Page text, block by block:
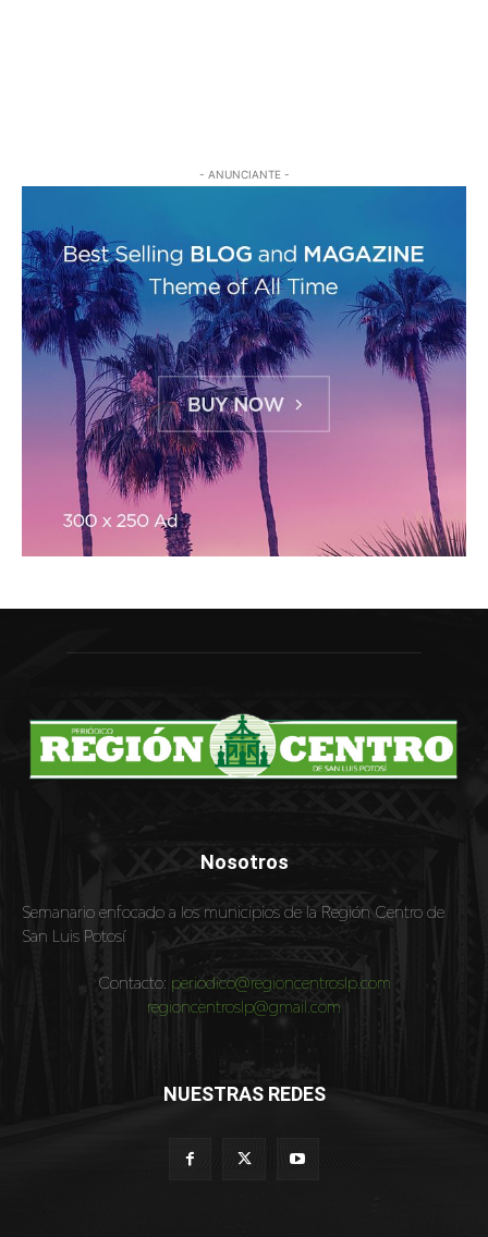
- ANUNCIANTE -
Nosotros
Semanario enfocado a los municipios de la Región Centro de
San Luis Potosí
Contacto: periodico@regioncentroslp.com
regioncentroslp@gmail.com
NUESTRAS REDES